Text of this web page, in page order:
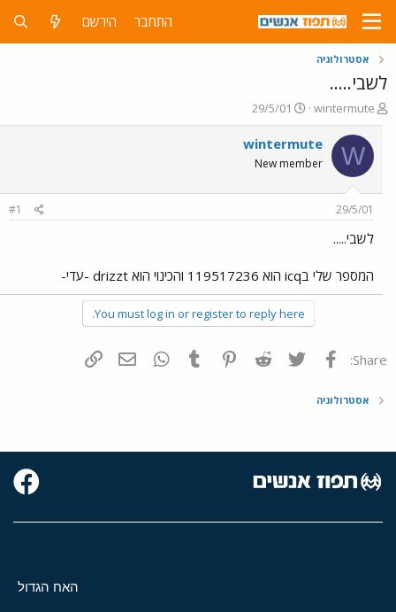
התחבר הירשם
אסטרולוגיה
לשבי.....
פ
ו
ת
ח
ה
ש
א
wintermute
פ
ו
ר
ם
29/5/01
W
wintermute
New member
29/5/01
#1
לשבי.....
המספר שלי בicq הוא 119517236 והכינוי הוא drizzt -עדי-
You must log in or register to reply here.
Share: פייסבוק Twitter
Reddit
Pinterest
Tumblr
WhatsAppדואר אלקטרוני
אסטרולוגיה
האח הגדול